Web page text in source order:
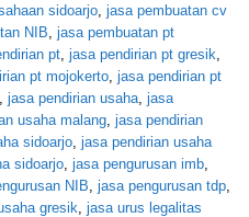
sidoarjo jasa pembuatan cv
NIB jasa pembuatan pt
pt jasa pendirian pt gresik
pt mojokerto jasa pendirian pt
jasa pendirian usaha jasa
usaha malang jasa pendirian
sidoarjo jasa pendirian usaha
sidoarjo jasa pengurusan imb
NIB jasa pengurusan tdp
gresik
jasa urus legalitas